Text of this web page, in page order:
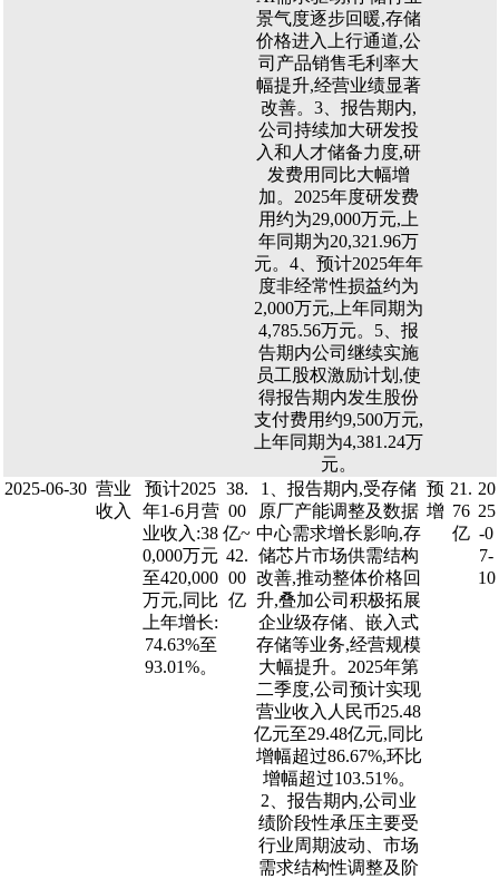
景气度逐步回暖,存储
价格进入上行通道,公
司产品销售毛利率大
幅提升,经营业绩显著
改善。3、报告期内,
公司持续加大研发投
入和人才储备力度,研
发费用同比大幅增
加。2025年度研发费
用约为29,000万元,上
年同期为20,321.96万
元。4、预计2025年年
度非经常性损益约为
2,000万元,上年同期为
4,785.56万元。5、报
告期内公司继续实施
员工股权激励计划,使
得报告期内发生股份
支付费用约9,500万元,
上年同期为4,381.24万
元。
2025-06-30 营业
收入
预计2025
年1-6月营
业收入:38
0,000万元
至420,000
万元,同比
上年增长:
74.63%至
93.01%。
38.
00
亿~
42.
00
亿
1、报告期内,受存储
原厂产能调整及数据
中心需求增长影响,存
储芯片市场供需结构
改善,推动整体价格回
升,叠加公司积极拓展
企业级存储、嵌入式
存储等业务,经营规模
大幅提升。2025年第
二季度,公司预计实现
营业收入人民币25.48
亿元至29.48亿元,同比
增幅超过86.67%,环比
增幅超过103.51%。
2、报告期内,公司业
绩阶段性承压主要受
行业周期波动、市场
需求结构性调整及阶
预
增
21.
76
亿
20
25
-0
7-
10